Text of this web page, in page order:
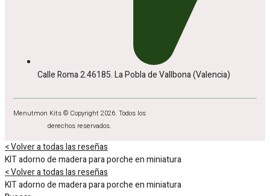
Calle Roma 2.46185. La Pobla de Vallbona (Valencia)
Menutmon Kits © Copyright 2026. Todos los
derechos reservados.
< Volver a todas las reseñas
KIT adorno de madera para porche en miniatura
< Volver a todas las reseñas
KIT adorno de madera para porche en miniatura